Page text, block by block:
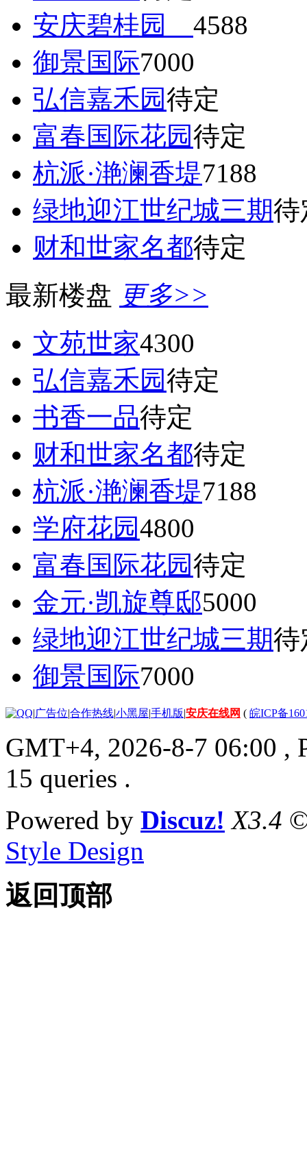
安庆碧桂园 4588
御景国际7000
弘信嘉禾园待定
富春国际花园待定
杭派·滟澜香堤7188
绿地迎江世纪城三期待
财和世家名都待定
最新楼盘 更多>>
文苑世家4300
弘信嘉禾园待定
书香一品待定
财和世家名都待定
杭派·滟澜香堤7188
学府花园4800
富春国际花园待定
金元·凯旋尊邸5000
绿地迎江世纪城三期待
御景国际7000
|广告位|合作热线|小黑屋|手机版|安庆在线网 ( 皖ICP备
GMT+4, 2026-8-7 06:00 ,
15 queries .
Powered by Discuz! X3.4
Style Design
返回顶部